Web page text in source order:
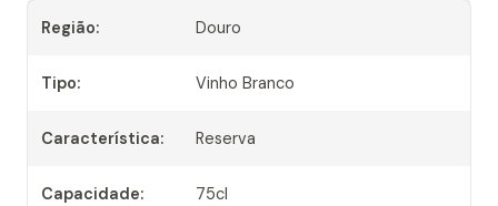
Região: Douro
Tipo: Vinho Branco
Característica: Reserva
Capacidade: 75cl